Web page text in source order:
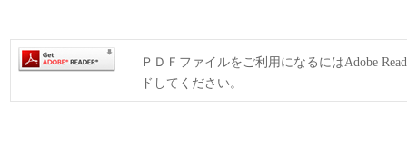
ＰＤＦファイルをご利用になるにはAdobe
ドしてください。